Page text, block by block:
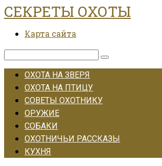
Перейти
к
контенту
СЕКРЕТЫ ОХОТЫ
Карта сайта
Поиск:
ОХОТА НА ЗВЕРЯ
ОХОТА НА ПТИЦУ
СОВЕТЫ ОХОТНИКУ
ОРУЖИЕ
СОБАКИ
ОХОТНИЧЬИ РАССКАЗЫ
КУХНЯ